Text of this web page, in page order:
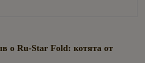
о Ru-Star Fold: котята от